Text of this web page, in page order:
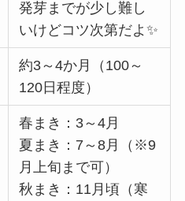
発芽までが少し難し
いけどコツ次第だよ✨
約3～4か月（100～
120日程度）
春まき：3～4月
夏まき：7～8月（※9
月上旬まで可）
秋まき：11月頃（寒